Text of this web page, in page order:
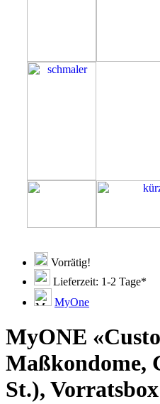
Vorrätig!
Lieferzeit: 1-2 Tage*
MyOne
MyONE
Maßkondome,
St.), Vorratsbox